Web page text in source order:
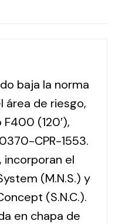
baja la norma
área de riesgo,
(120′),
CPR-1553.
incorporan el
(M.N.S.) y
(S.N.C.).
en chapa de